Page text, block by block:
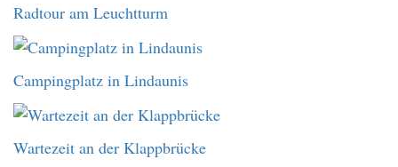
Radtour am Leuchtturm
Campingplatz in Lindaunis
Wartezeit an der Klappbrücke